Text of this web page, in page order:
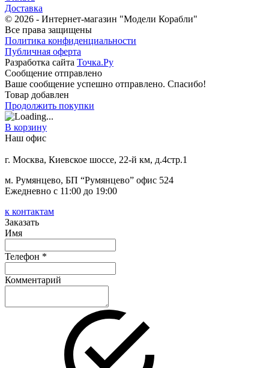
Доставка
© 2026 - Интернет-магазин "Модели Корабли"
Все права защищены
Политика конфиденциальности
Публичная оферта
Разработка сайта Точка.Ру
Сообщение отправлено
Ваше сообщение успешно отправлено. Спасибо!
Товар добавлен
Продолжить покупки
В корзину
Наш офис
г. Москва, Киевское шоссе, 22-й км, д.4стр.1
м. Румянцево, БП “Румянцево” офис 524
Ежедневно с 11:00 до 19:00
к контактам
Заказать
Имя
Телефон *
Комментарий